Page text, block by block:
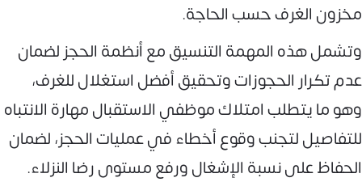
مخزون الغرف حسب الحاجة.
وتشمل هذه المهمة التنسيق مع أنظمة الحجز لضمان
عدم تكرار الحجوزات وتحقيق أفضل استغلال للغرف،
وهو ما يتطلب امتلاك موظفي الاستقبال مهارة الانتباه
للتفاصيل لتجنب وقوع أخطاء في عمليات الحجز، لضمان
الحفاظ على نسبة الإشغال ورفع مستوى رضا النزلاء.